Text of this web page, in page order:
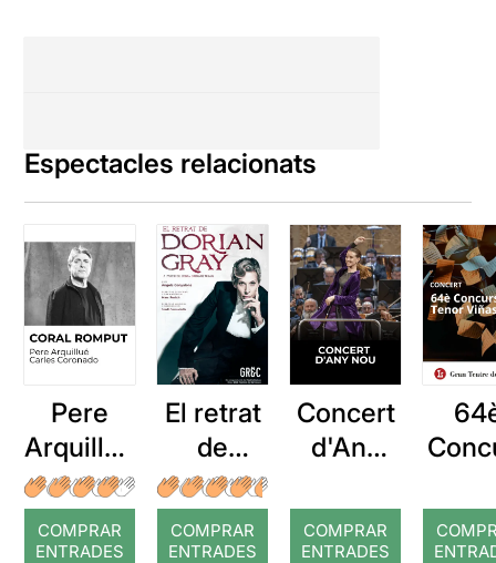
Espectacles relacionats
Pere
Arquillué
: Coral
romput
COMPRAR
ENTRADES
El retrat
de
Dorian
Gray
COMPRAR
ENTRADES
Concert
d'Any
COMPRAR
ENTRADES